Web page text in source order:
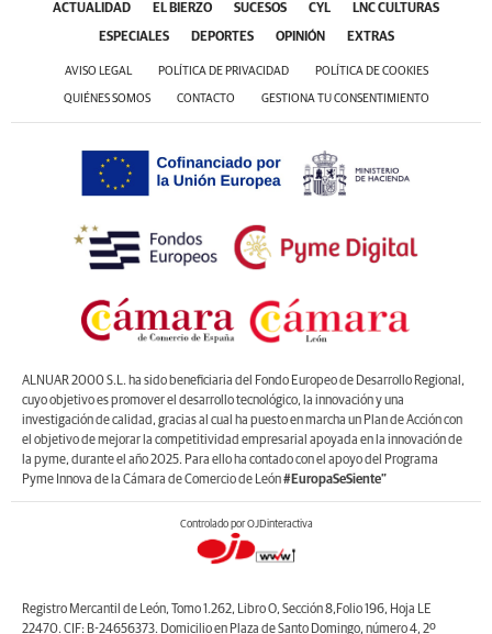
ACTUALIDAD EL BIERZO SUCESOS CYL LNC CULTURAS
ESPECIALES DEPORTES OPINIÓN EXTRAS
AVISO LEGAL POLÍTICA DE PRIVACIDAD POLÍTICA DE COOKIES
QUIÉNES SOMOS CONTACTO GESTIONA TU CONSENTIMIENTO
ALNUAR 2000 S.L. ha sido beneficiaria del Fondo Europeo de Desarrollo Regional,
cuyo objetivo es promover el desarrollo tecnológico, la innovación y una
investigación de calidad, gracias al cual ha puesto en marcha un Plan de Acción con
el objetivo de mejorar la competitividad empresarial apoyada en la innovación de
la pyme, durante el año 2025. Para ello ha contado con el apoyo del Programa
Pyme Innova de la Cámara de Comercio de León#EuropaSeSiente”
Controlado por OJDinteractiva
Registro Mercantil de León, Tomo 1.262, Libro O, Sección 8,Folio 196, Hoja LE
22470. CIF: B-24656373. Domicilio en Plaza de Santo Domingo, número 4, 2º